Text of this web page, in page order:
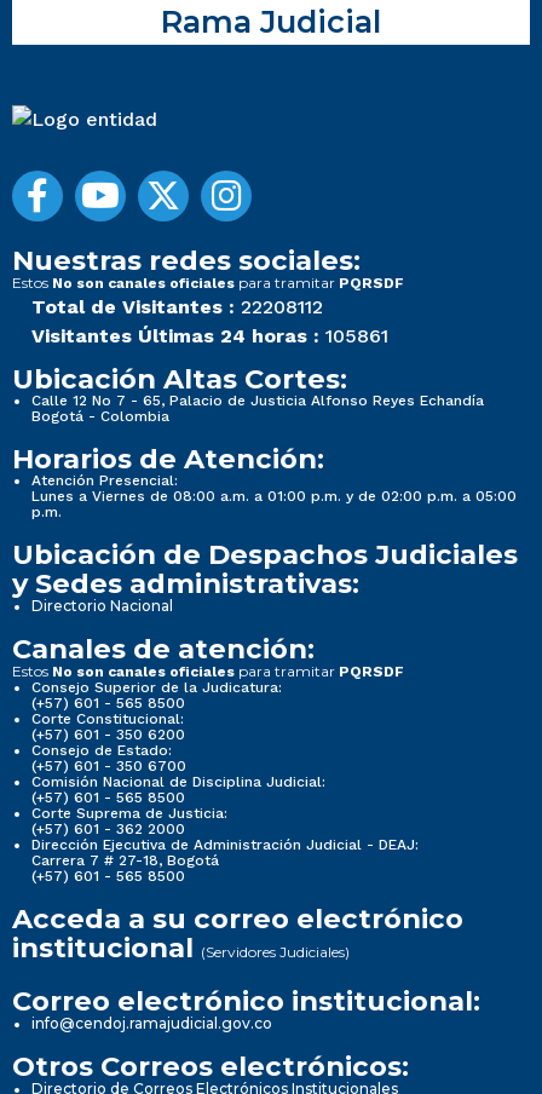
Rama Judicial
Nuestras redes sociales:
Estos No son canales oficiales para tramitar PQRSDF
Total de Visitantes : 22208112
Visitantes Últimas 24 horas : 105861
Ubicación Altas Cortes:
Calle 12 No 7 - 65, Palacio de Justicia Alfonso Reyes Echandía
Bogotá - Colombia
Horarios de Atención:
Atención Presencial:
Lunes a Viernes de 08:00 a.m. a 01:00 p.m. y de 02:00 p.m. a 05:00
p.m.
Ubicación de Despachos Judiciales
y Sedes administrativas:
Directorio Nacional
Canales de atención:
Estos No son canales oficiales para tramitar PQRSDF
Consejo Superior de la Judicatura:
(+57) 601 - 565 8500
Corte Constitucional:
(+57) 601 - 350 6200
Consejo de Estado:
(+57) 601 - 350 6700
Comisión Nacional de Disciplina Judicial:
(+57) 601 - 565 8500
Corte Suprema de Justicia:
(+57) 601 - 362 2000
Dirección Ejecutiva de Administración Judicial - DEAJ:
Carrera 7 # 27-18, Bogotá
(+57) 601 - 565 8500
Acceda a su correo electrónico
institucional (Servidores Judiciales)
Correo electrónico institucional:
info@cendoj.ramajudicial.gov.co
Otros Correos electrónicos:
Directorio de Correos Electrónicos Institucionales